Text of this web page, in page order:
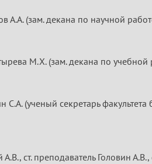
А.А. (зам. декана по научной
М.Х. (зам. декана по
С.А. (ученый секретарь
ст. преподаватель Головин